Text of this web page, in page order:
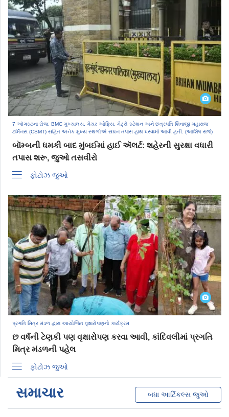
7 ઑગસ્ટના રોજ, BMC મુખ્યાલય, મેયર ઓફિસ, મેટ્રો સ્ટેશન અને છત્રપતિ શિવાજી મહારાજ
ટર્મિનસ (CSMT) સહિત અનેક મુખ્ય સ્થળોએ સઘન તપાસ હાથ ધરવામાં આવી હતી. (આશિષ રાજે)
બૉમ્બની ધમકી બાદ મુંબઈમાં હાઈ ઍલર્ટ: શહેરની સુરક્ષા વધારી
તપાસ શરૂ, જુઓ તસવીરો
ફોટોઝ જુઓ
પ્રગતિ મિત્ર મંડળ દ્વારા આયોજિત વૃક્ષારોપણનો કાર્યક્રમ
છ વર્ષની ટેણકી પણ વૃક્ષારોપણ કરવા આવી, કાંદિવલીમાં પ્રગતિ
મિત્ર મંડળની પહેલ
ફોટોઝ જુઓ
સમાચાર બધા આર્ટિકલ્સ જુઓ